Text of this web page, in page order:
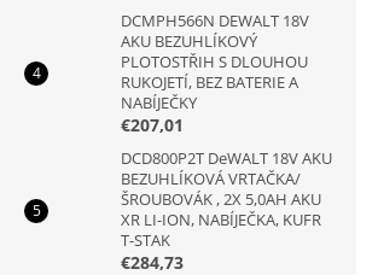
DCMPH566N DEWALT 18V
AKU BEZUHLÍKOVÝ
PLOTOSTŘIH S DLOUHOU
RUKOJETÍ, BEZ BATERIE A
NABÍJEČKY
€207,01
DCD800P2T DeWALT 18V AKU
BEZUHLÍKOVÁ VRTAČKA/
ŠROUBOVÁK , 2X 5,0AH AKU
XR LI-ION, NABÍJEČKA, KUFR
T-STAK
€284,73